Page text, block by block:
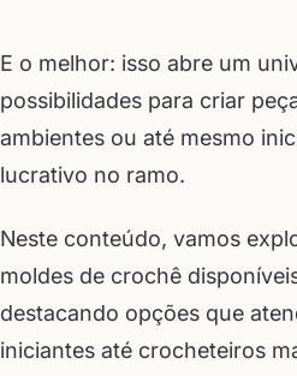
E o melhor: isso abre um
possibilidades para criar
ambientes ou até mesmo
lucrativo no ramo.
Neste conteúdo, vamos
moldes de crochê
destacando opções que
iniciantes até crocheteiros